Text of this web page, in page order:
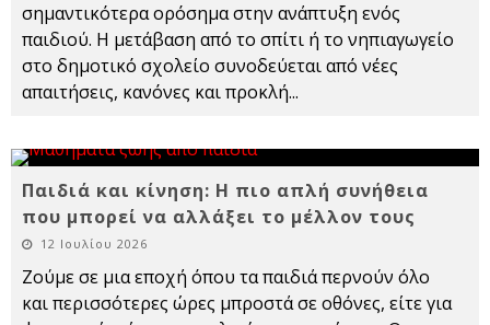
σημαντικότερα ορόσημα στην ανάπτυξη ενός
παιδιού. Η μετάβαση από το σπίτι ή το νηπιαγωγείο
στο δημοτικό σχολείο συνοδεύεται από νέες
απαιτήσεις, κανόνες και προκλή...
Παιδιά και κίνηση: Η πιο απλή συνήθεια
που μπορεί να αλλάξει το μέλλον τους
12 Ιουλίου 2026
Ζούμε σε μια εποχή όπου τα παιδιά περνούν όλο
και περισσότερες ώρες μπροστά σε οθόνες, είτε για